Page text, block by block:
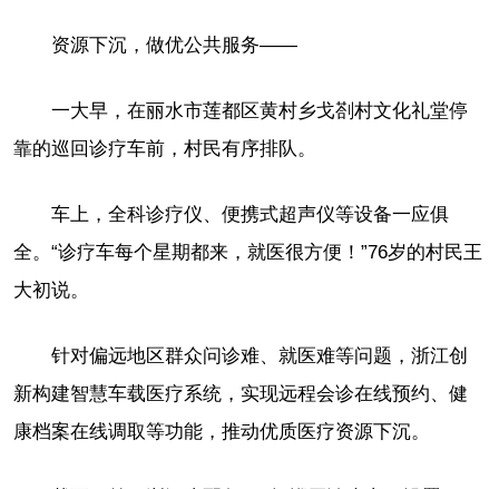
资源下沉，做优公共服务——
一大早，在丽水市莲都区黄村乡戈剳村文化礼堂停
靠的巡回诊疗车前，村民有序排队。
车上，全科诊疗仪、便携式超声仪等设备一应俱
全。“诊疗车每个星期都来，就医很方便！”76岁的村民王
大初说。
针对偏远地区群众问诊难、就医难等问题，浙江创
新构建智慧车载医疗系统，实现远程会诊在线预约、健
康档案在线调取等功能，推动优质医疗资源下沉。